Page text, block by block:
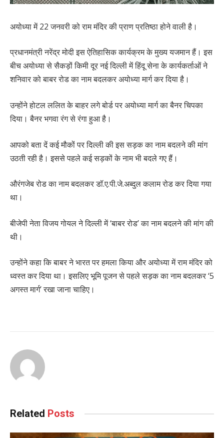
अयोध्या में 22 जनवरी को राम मंदिर की प्राण प्रतिष्ठा होने वाली है।
प्रधानमंत्री नरेंद्र मोदी इस ऐतिहासिक कार्यक्रम के मुख्य यजमान हैं। इस
बीच अयोध्या से सैकड़ों किमी दूर नई दिल्ली में हिंदू सेना के कार्यकर्ताओं ने
शनिवार को बाबर रोड का नाम बदलकर अयोध्या मार्ग कर दिया है।
उन्होंने होटल ललित के बाहर लगे बोर्ड पर अयोध्या मार्ग का बैनर चिपका
दिया। बैनर भगवा रंग से रंगा हुआ है।
आपको बता दें कई मौकों पर दिल्ली की इस सड़क का नाम बदलने की मांग
उठती रही है। इससे पहले कई सड़कों के नाम भी बदले गए हैं।
औरंगजेब रोड का नाम बदलकर डॉ.ए.पी.जे.अब्दुल कलाम रोड कर दिया गया
था।
बीजेपी नेता विजय गोयल ने दिल्ली में ‘बाबर रोड’ का नाम बदलने की मांग की
थी।
उन्होंने कहा कि बाबर ने भारत पर हमला किया और अयोध्या में राम मंदिर को
ध्वस्त कर दिया था। इसलिए भूमि पूजन से पहले सड़क का नाम बदलकर ‘5
अगस्त मार्ग’ रखा जाना चाहिए।
Related Posts